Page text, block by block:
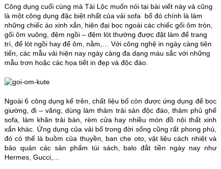
Công dụng cuối cùng mà Tài Lộc muốn nói tại bài viết này và cũng
là một công dụng đặc biệt nhất của vải sofa bố đó chính là làm
những chiếc áo xinh xắn, hiện đại bọc ngoài các chiếc gối ôm tròn,
gối ôm vuông, đệm ngồi – đệm lót thường được đặt làm để trang
trí, để lót ngồi hay để ôm, nằm,… Với công nghệ in ngày càng tiên
tiến, các mẫu vải hiện nay ngày càng đa dạng màu sắc với những
mẫu trơn hoặc các họa tiết in đẹp và độc đáo.
Ngoài 6 công dụng kể trên, chất liệu bố còn được ứng dụng để bọc
giường, đi – văng; dùng làm thảm trải sàn độc đáo, thảm phủ ghế
sofa, làm khăn trải bàn, rèm cửa hay nhiều món đồ nội thất xinh
xắn khác. Ứng dụng của vải bố trong đời sống cũng rất phong phú,
đó có thể là buồm của thuyền, ban che oto, vật liệu cách nhiệt và
bảo quản các sản phẩm túi sách, balo đắt tiền ngày nay như
Hermes, Gucci,…